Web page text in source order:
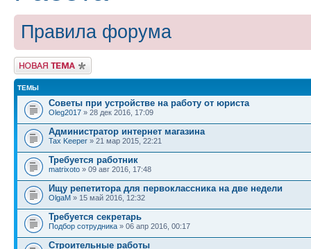
Правила форума
Новая тема
ТЕМЫ
Советы при устройстве на работу от юриста
Oleg2017 » 28 дек 2016, 17:09
Администратор интернет магазина
Tax Keeper » 21 мар 2015, 22:21
Требуется работник
matrixoto » 09 авг 2016, 17:48
Ищу репетитора для первоклассника на две недели
OlgaM » 15 май 2016, 12:32
Требуется секретарь
Подбор сотрудника » 06 апр 2016, 00:17
Строительные работы